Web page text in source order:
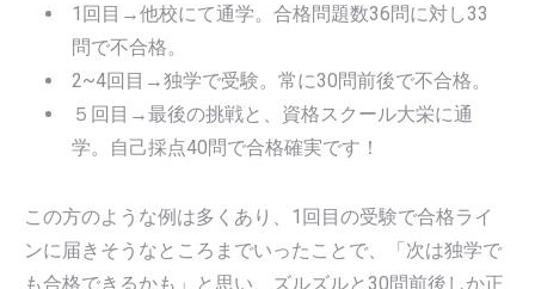
1回目→他校にて通学。合格問題数36問に対し33
問で不合格。
2~4回目→独学で受験。常に30問前後で不合格。
５回目→最後の挑戦と、資格スクール大栄に通
学。自己採点40問で合格確実です！
この方のような例は多くあり、1回目の受験で合格ライ
ンに届きそうなところまでいったことで、「次は独学で
も合格できるかも」と思い、ズルズルと30問前後しか正